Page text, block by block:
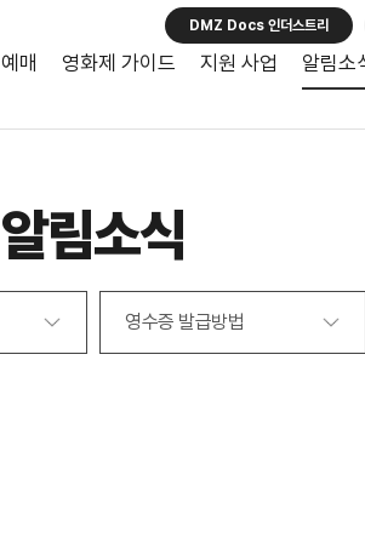
예매 영화제 가이드 지원 사업 알림소
DMZ Docs 인더스트리
알림소식
영수증 발급방법